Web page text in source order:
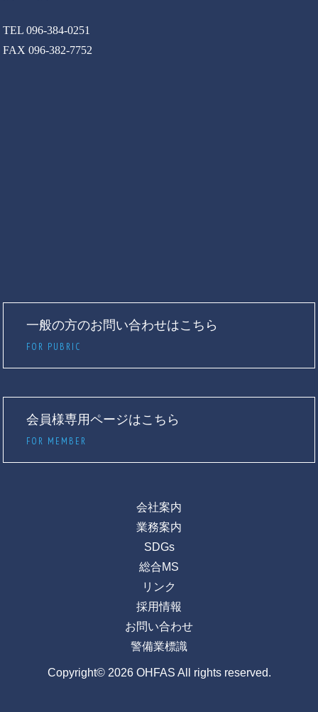
TEL 096-384-0251
FAX 096-382-7752
一般の方のお問い合わせはこちら
FOR PUBRIC
会員様専用ページはこちら
FOR MEMBER
会社案内
業務案内
SDGs
総合MS
リンク
採用情報
お問い合わせ
警備業標識
Copyright© 2026 OHFAS All rights reserved.